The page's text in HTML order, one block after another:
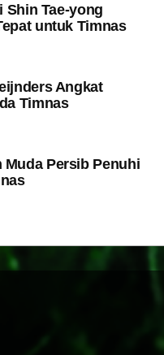
Shin Tae-yong
untuk Timnas
Angkat
Timnas
Muda Persib Penuhi